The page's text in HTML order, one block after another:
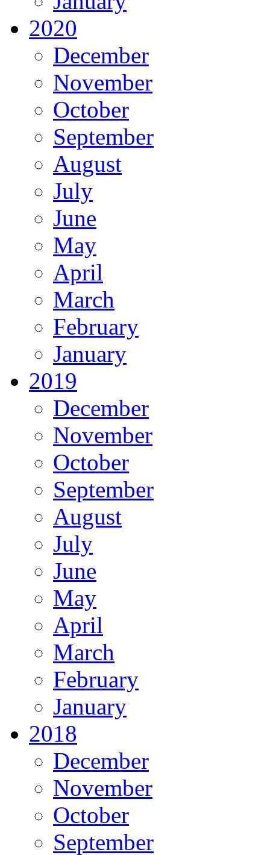
2020
December
November
October
September
August
July
June
May
April
March
February
January
2019
December
November
October
September
August
July
June
May
April
March
February
January
2018
December
November
October
September